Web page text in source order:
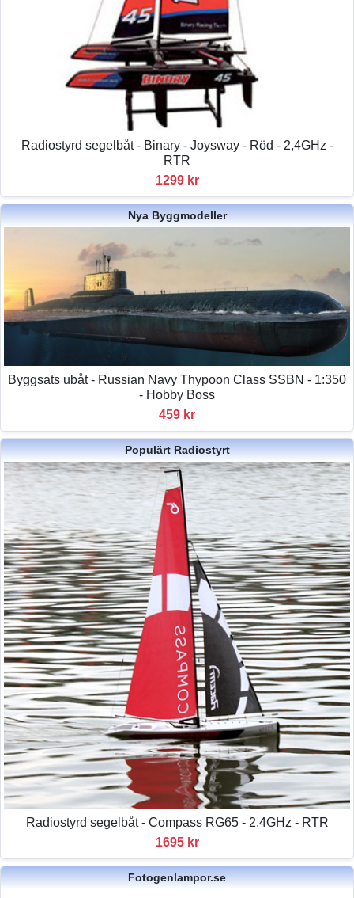
Radiostyrd segelbåt - Binary - Joysway - Röd - 2,4GHz -
RTR
1299 kr
Nya Byggmodeller
Byggsats ubåt - Russian Navy Thypoon Class SSBN - 1:350
- Hobby Boss
459 kr
Populärt Radiostyrt
Radiostyrd segelbåt - Compass RG65 - 2,4GHz - RTR
1695 kr
Fotogenlampor.se